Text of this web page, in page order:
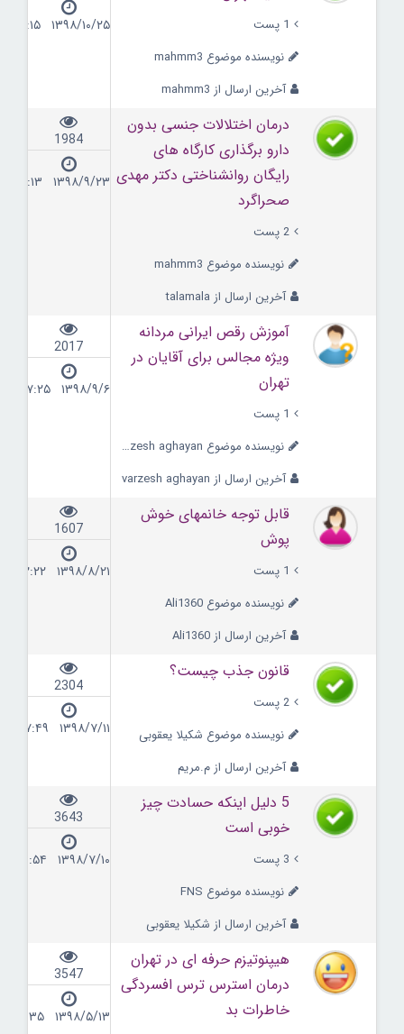
1 پست
نویسنده موضوع mahmm3
آخرین ارسال از mahmm3
۱۳۹۸/۱۰/۲۵ ۲۰:۱۵
درمان اختلالات جنسی بدون
دارو برگذاری کارگاه های
رایگان روانشناختی دکتر مهدی
صحراگرد
2 پست
نویسنده موضوع mahmm3
آخرین ارسال از talamala
1984
۱۳۹۸/۹/۲۳ ۱۹:۱۳
آموزش رقص ایرانی مردانه
ویژه مجالس برای آقایان در
تهران
1 پست
نویسنده موضوع varzesh aghayan
آخرین ارسال از varzesh aghayan
2017
۱۳۹۸/۹/۶ ۱۷:۲۵
قابل توجه خانمهای خوش
پوش
1 پست
نویسنده موضوع Ali1360
آخرین ارسال از Ali1360
1607
۱۳۹۸/۸/۲۱ ۱۲:۲۲
قانون جذب چیست؟
2 پست
نویسنده موضوع شکیلا یعقوبی
آخرین ارسال از م.مریم
2304
۱۳۹۸/۷/۱۱ ۱۷:۴۹
5 دلیل اینکه حسادت چیز
خوبی است
3 پست
نویسنده موضوع FNS
آخرین ارسال از شکیلا یعقوبی
3643
۱۳۹۸/۷/۱۰ ۰۹:۵۴
هیپنوتیزم حرفه ای در تهران
درمان استرس ترس افسردگی
خاطرات بد
3547
۱۳۹۸/۵/۱۳ ۱۴:۳۵